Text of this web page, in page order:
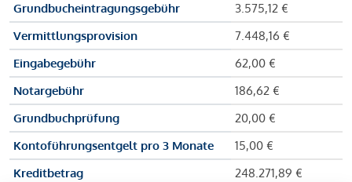
Grundbucheintragungsgebühr
3.575,12 €
Vermittlungsprovision
7.448,16 €
Eingabegebühr
62,00 €
Notargebühr
186,62 €
Grundbuchprüfung
20,00 €
Kontoführungsentgelt pro 3 Monate
15,00 €
Kreditbetrag
248.271,89 €